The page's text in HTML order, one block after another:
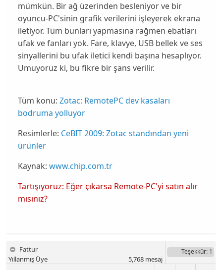
mümkün. Bir ağ üzerinden besleniyor ve bir
oyuncu-PC'sinin grafik verilerini işleyerek ekrana
iletiyor. Tüm bunları yapmasına rağmen ebatları
ufak ve fanları yok. Fare, klavye, USB bellek ve ses
sinyallerini bu ufak iletici kendi başına hesaplıyor.
Umuyoruz ki, bu fikre bir şans verilir.
Tüm konu: Zotac: RemotePC dev kasaları
bodruma yolluyor
Resimlerle: CeBIT 2009: Zotac standından yeni
ürünler
Kaynak: www.chip.com.tr
Tartışıyoruz: Eğer çıkarsa Remote-PC'yi satın alır
mısınız?
Fattur
Yıllanmış Üye
Teşekkür: 1
5,768mesaj